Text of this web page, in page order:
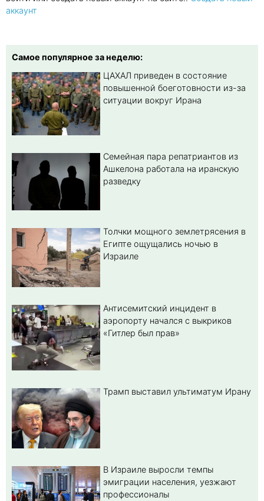
аккаунт
Самое популярное за неделю:
ЦАХАЛ приведен в состояние
повышенной боеготовности из-за
ситуации вокруг Ирана
Семейная пара репатриантов из
Ашкелона работала на иранскую
разведку
Толчки мощного землетрясения в
Египте ощущались ночью в
Израиле
Антисемитский инцидент в
аэропорту начался с выкриков
«Гитлер был прав»
Трамп выставил ультиматум Ирану
В Израиле выросли темпы
эмиграции населения, уезжают
профессионалы